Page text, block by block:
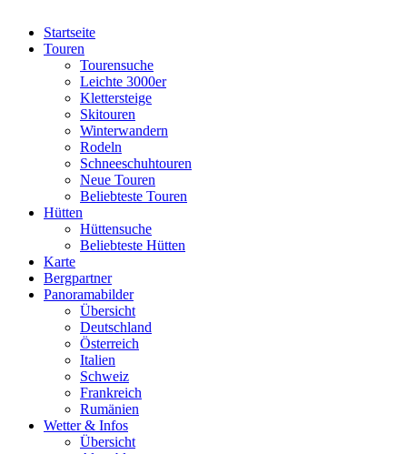
Startseite
Touren
Tourensuche
Leichte 3000er
Klettersteige
Skitouren
Winterwandern
Rodeln
Schneeschuhtouren
Neue Touren
Beliebteste Touren
Hütten
Hüttensuche
Beliebteste Hütten
Karte
Bergpartner
Panoramabilder
Übersicht
Deutschland
Österreich
Italien
Schweiz
Frankreich
Rumänien
Wetter & Infos
Übersicht